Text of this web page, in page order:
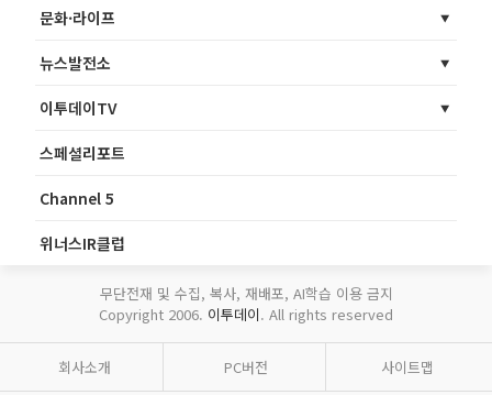
문화·라이프
뉴스발전소
이투데이TV
스페셜리포트
Channel 5
위너스IR클럽
무단전재 및 수집, 복사, 재배포, AI학습 이용 금지
Copyright 2006. 이투데이. All rights reserved
회사소개 PC버전 사이트맵